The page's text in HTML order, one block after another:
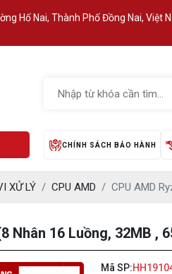
Hố Nai, Thành Phố Đồng Nai, Việt
CHÍNH SÁCH BẢO HÀNH
XỬ LÝ CPU AMD CPU AMD
Nhân 16 Luồng, 32MB ,
Mã SP: